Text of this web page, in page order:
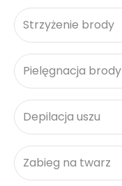
Strzyżenie brody
Pielęgnacja brody
Depilacja uszu
Zabieg na twarz